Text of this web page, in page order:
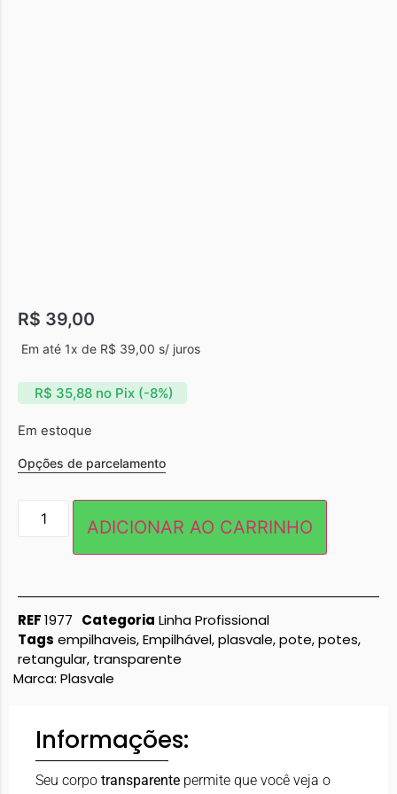
R$ 39,00
Em até 1x de R$ 39,00 s/ juros
R$ 35,88 no Pix (-8%)
Em estoque
Opções de parcelamento
ADICIONAR AO CARRINHO
REF1977 Categoria Linha Profissional
Tags empilhaveis,Empilhável,plasvale,pote,potes,
retangular, transparente
Marca: Plasvale
Informações:
Seu corpo transparente permite que você veja o